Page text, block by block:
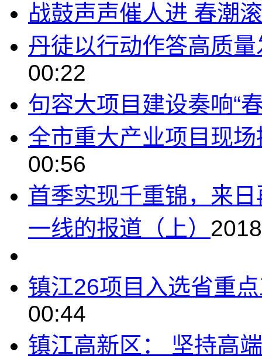
战鼓声声催人进 春潮
丹徒以行动作答高质
00:22
句容大项目建设奏响“
全市重大产业项目现
00:56
首季实现千重锦，来
一线的报道（上）
镇江26项目入选省重
00:44
镇江高新区： 坚持高